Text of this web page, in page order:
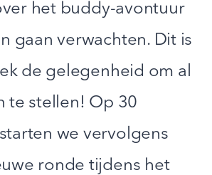
het buddy-avontuur
gaan verwachten. Dit is
de gelegenheid om al
te stellen! Op 30
we vervolgens
ronde tijdens het